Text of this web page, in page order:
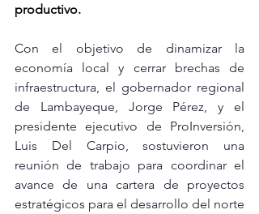
productivo.
Con el objetivo de dinamizar la
economía local y cerrar brechas de
infraestructura, el gobernador regional
de Lambayeque, Jorge Pérez, y el
presidente ejecutivo de ProInversión,
Luis Del Carpio, sostuvieron una
reunión de trabajo para coordinar el
avance de una cartera de proyectos
estratégicos para el desarrollo del norte